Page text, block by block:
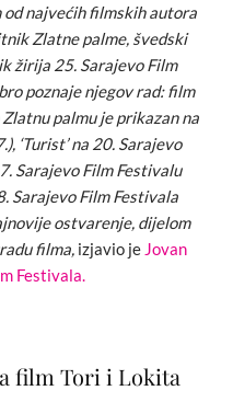
najvećih filmskih autora
Zlatne palme, švedski
žirija 25. Sarajevo Film
poznaje njegov rad: film
palmu je prikazan na
‘Turist’ na 20. Sarajevo
Sarajevo Film Festivalu
Sarajevo Film Festivala
ostvarenje, dijelom
filma, izjavio je Jovan
Festivala.
film Tori i Lokita